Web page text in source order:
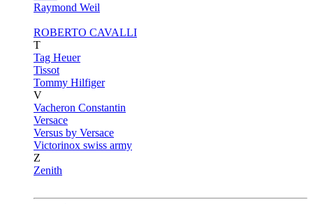
Raymond Weil
ROBERTO CAVALLI
T
Tag Heuer
Tissot
Tommy Hilfiger
V
Vacheron Constantin
Versace
Versus by Versace
Victorinox swiss army
Z
Zenith